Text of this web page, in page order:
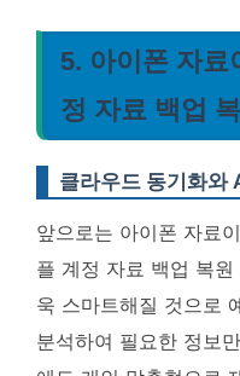
5. 아이폰 자료
정 자료 백업
클라우드 동기화와
앞으로는 아이폰 자료
플 계정 자료 백업 복
욱 스마트해질 것으로
분석하여 필요한 정보